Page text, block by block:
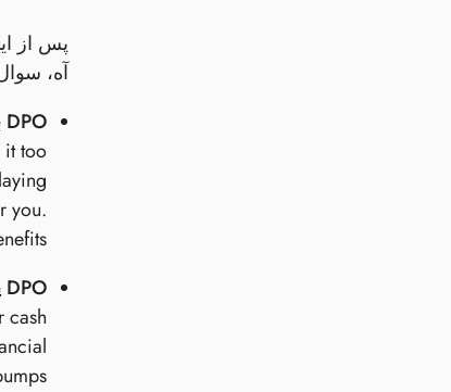
آه،
DPO بالا
it too
you.
DPO پایین
cash